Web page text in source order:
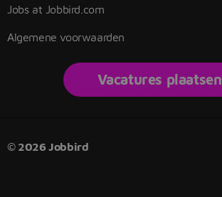
Jobs at Jobbird.com
Algemene voorwaarden
Vacatures plaatsen
© 2026 Jobbird